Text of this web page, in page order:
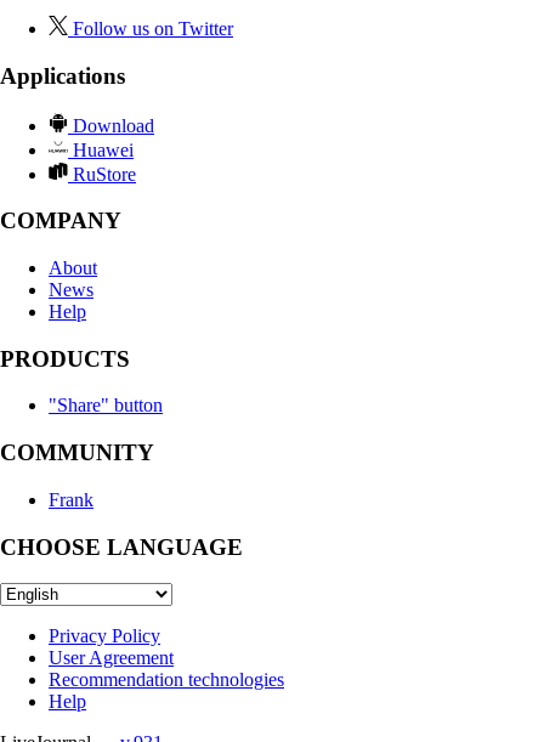
Follow us on Twitter
Applications
Download
Huawei
RuStore
COMPANY
About
News
Help
PRODUCTS
"Share" button
COMMUNITY
Frank
CHOOSE LANGUAGE
Privacy Policy
User Agreement
Recommendation technologies
Help